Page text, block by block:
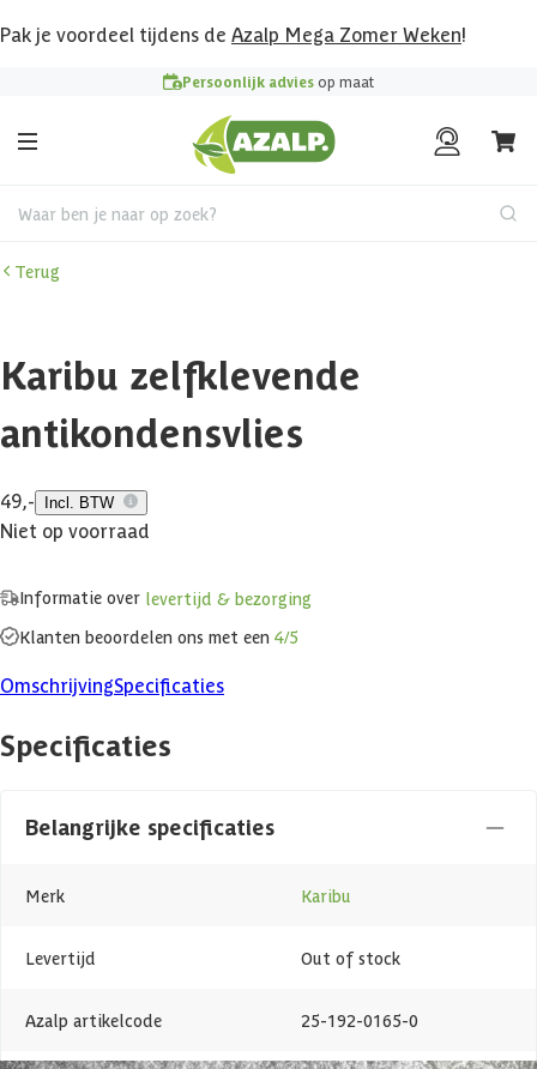
Pak je voordeel tijdens de Azalp Mega Zomer Weken!
Persoonlijk advies op maat
Waar ben je naar op zoek?
Terug
Karibu zelfklevende
antikondensvlies
49,- Incl. BTW
Niet op voorraad
Informatie over levertijd & bezorging
Klanten beoordelen ons met een 4/5
OmschrijvingSpecificaties
Specificaties
Belangrijke specificaties
Merk Karibu
Levertijd Out of stock
Azalp artikelcode 25-192-0165-0